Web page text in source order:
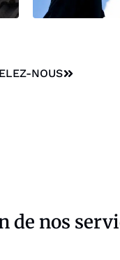
NOUS
de nos